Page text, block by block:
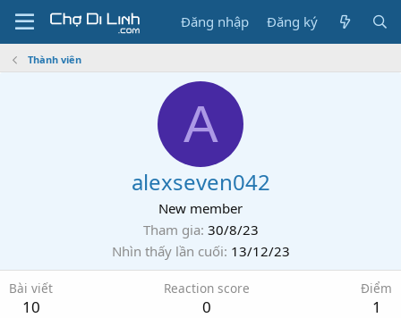
Đăng nhập Đăng ký
Thành viên
A
alexseven042
New member
Tham gia 30/8/23
Nhìn thấy lần cuối 13/12/23
Bài viết
10
Reaction score
0
Điểm
1